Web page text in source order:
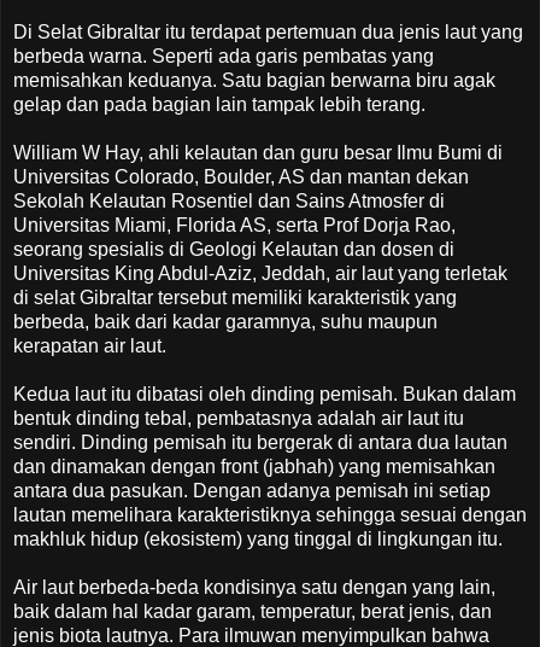
Di Selat Gibraltar itu terdapat pertemuan dua jenis laut yang
berbeda warna. Seperti ada garis pembatas yang
memisahkan keduanya. Satu bagian berwarna biru agak
gelap dan pada bagian lain tampak lebih terang.
William W Hay, ahli kelautan dan guru besar Ilmu Bumi di
Universitas Colorado, Boulder, AS dan mantan dekan
Sekolah Kelautan Rosentiel dan Sains Atmosfer di
Universitas Miami, Florida AS, serta Prof Dorja Rao,
seorang spesialis di Geologi Kelautan dan dosen di
Universitas King Abdul-Aziz, Jeddah, air laut yang terletak
di selat Gibraltar tersebut memiliki karakteristik yang
berbeda, baik dari kadar garamnya, suhu maupun
kerapatan air laut.
Kedua laut itu dibatasi oleh dinding pemisah. Bukan dalam
bentuk dinding tebal, pembatasnya adalah air laut itu
sendiri. Dinding pemisah itu bergerak di antara dua lautan
dan dinamakan dengan front (jabhah) yang memisahkan
antara dua pasukan. Dengan adanya pemisah ini setiap
lautan memelihara karakteristiknya sehingga sesuai dengan
makhluk hidup (ekosistem) yang tinggal di lingkungan itu.
Air laut berbeda-beda kondisinya satu dengan yang lain,
baik dalam hal kadar garam, temperatur, berat jenis, dan
jenis biota lautnya. Para ilmuwan menyimpulkan bahwa